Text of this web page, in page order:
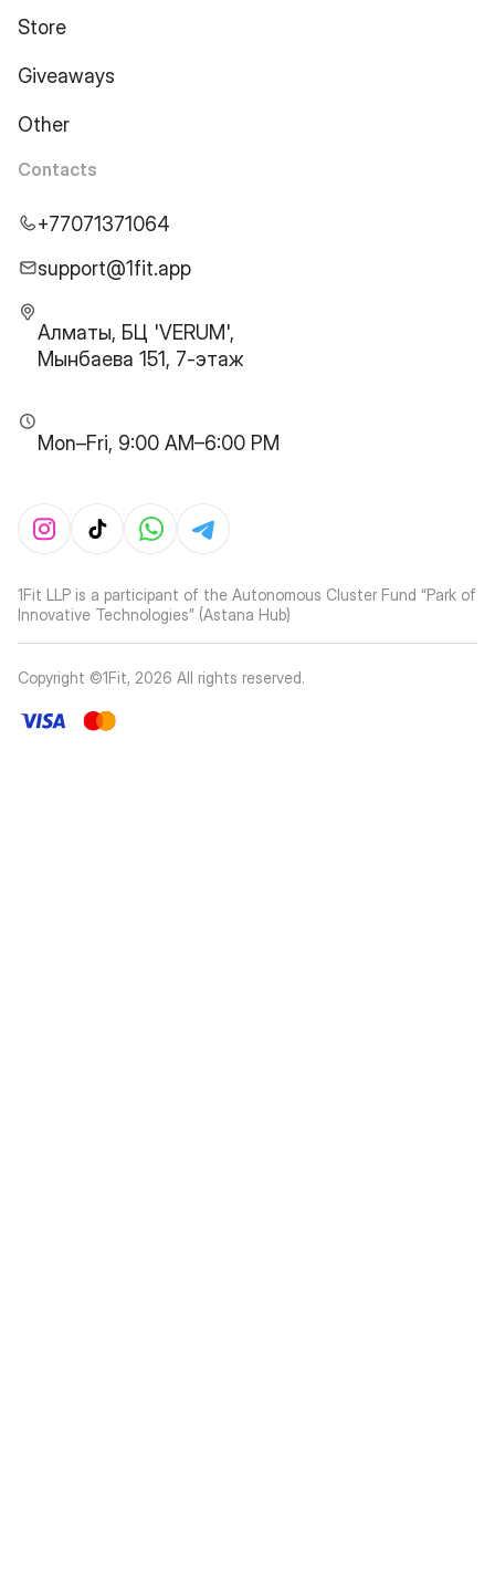
Store
Giveaways
Other
Contacts
+77071371064
support@1fit.app
Алматы, БЦ 'VERUM',
Мынбаева 151, 7-этаж
Mon–Fri, 9:00 AM–6:00 PM
1Fit LLP is a participant of the Autonomous Cluster Fund “Park of
Innovative Technologies” (Astana Hub)
Copyright ©1Fit, 2026 All rights reserved.